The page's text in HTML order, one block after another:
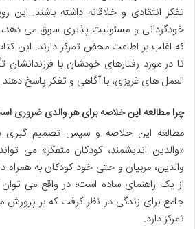
تفکر انتقادی و خلاقانه داشته باشند. این
خودگردانی و مسئولیت پذیری سوق می
که اغلب بر اطاعت محض تمرکز دارند. این
تا در مورد رفتارهای خودشان با
العمل های غریزی، با آگاهی و تفکر پاسخ دهند.
چرا مطالعه این خلاصه برای هر والدی ضروری
مطالعه این خلاصه و سپس تصمیم گیری
«والدین اندیشمند، کودکان متفکر» می
والدین، مربیان و حتی خود کودکان به همراه
از یک راهنمای ساده است؛ در واقع می
جامع برای زندگی در نظر گرفت که بر پرورش
تمرکز دارد.